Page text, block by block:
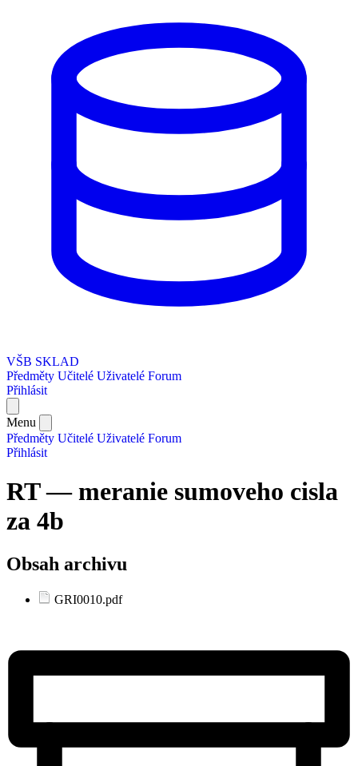
VŠB SKLAD
Předměty Učitelé Uživatelé Forum
Přihlásit
Menu
Předměty Učitelé Uživatelé Forum
Přihlásit
RT — meranie sumoveho cisla
za 4b
Obsah archivu
GRI0010.pdf